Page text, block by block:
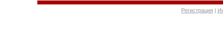
Регистрация |